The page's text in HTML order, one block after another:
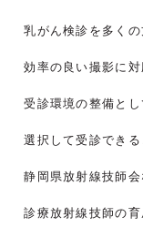
乳がん検診を多く
効率の良い撮影に対
受診環境の整備と
選択して受診できる
静岡県放射線技師
診療放射線技師の育